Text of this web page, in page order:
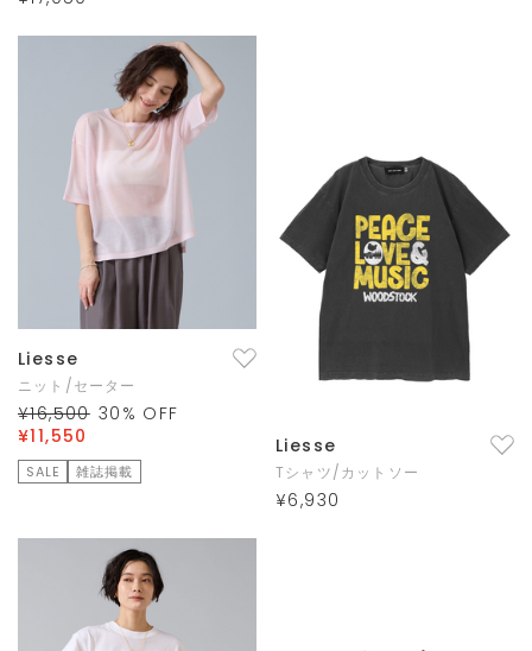
Liesse
ニット/セーター
¥16,500 30 % OFF
¥11,550
SALE 雑誌掲載
Liesse
Tシャツ/カットソー
¥6,930